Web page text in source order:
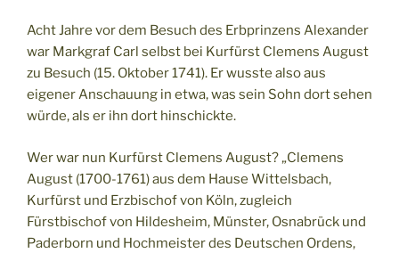
Acht Jahre vor dem Besuch des Erbprinzens Alexander
war Markgraf Carl selbst bei Kurfürst Clemens August
zu Besuch (15. Oktober 1741). Er wusste also aus
eigener Anschauung in etwa, was sein Sohn dort sehen
würde, als er ihn dort hinschickte.
Wer war nun Kurfürst Clemens August? „Clemens
August (1700-1761) aus dem Hause Wittelsbach,
Kurfürst und Erzbischof von Köln, zugleich
Fürstbischof von Hildesheim, Münster, Osnabrück und
Paderborn und Hochmeister des Deutschen Ordens,